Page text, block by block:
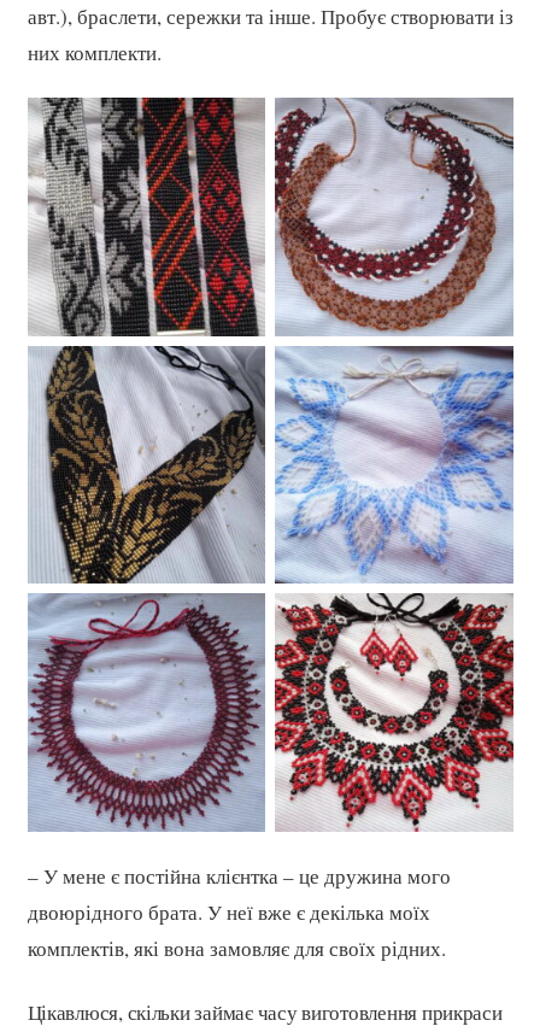
авт.), браслети, сережки та інше. Пробує створювати із
них комплекти.
– У мене є постійна клієнтка – це дружина мого
двоюрідного брата. У неї вже є декілька моїх
комплектів, які вона замовляє для своїх рідних.
Цікавлюся, скільки займає часу виготовлення прикраси